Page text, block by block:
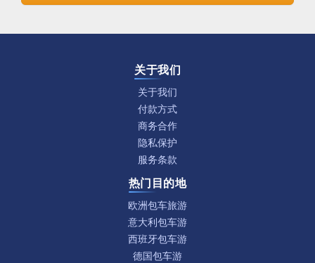
关于我们
关于我们
付款方式
商务合作
隐私保护
服务条款
热门目的地
欧洲包车旅游
意大利包车游
西班牙包车游
德国包车游